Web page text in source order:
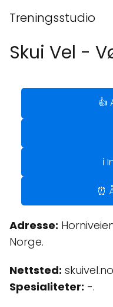
Treningsstudio
Skui Vel -
👍
ℹ️
⏰
Adresse:
Norge.
Nettsted: skuivel.no
Spesialiteter: -.